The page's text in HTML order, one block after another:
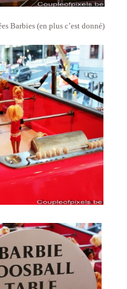
Barbies (en plus c’est donné)